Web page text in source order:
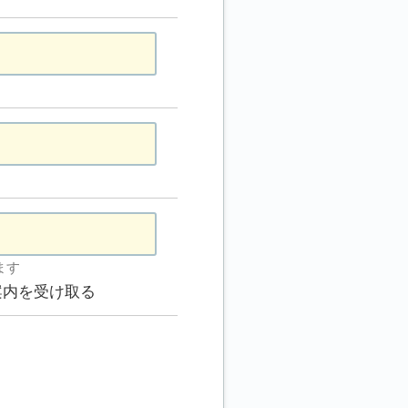
す
を受け取る